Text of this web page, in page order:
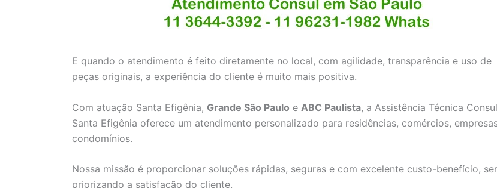
E quando o atendimento é feito diretamente no local, com agilidade, transparência e uso de
peças originais, a experiência do cliente é muito mais positiva.
Com atuação Santa Efigênia, Grande São Paulo e ABC Paulista, a Assistência Técnica Consul
Santa Efigênia oferece um atendimento personalizado para residências, comércios,
condomínios.
Nossa missão é proporcionar soluções rápidas, seguras e com excelente custo-benefício,
priorizando a satisfação do cliente.